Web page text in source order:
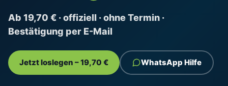
Ab 19,70 € · offiziell · ohne Termin ·
Bestätigung per E-Mail
Jetzt loslegen – 19,70 € WhatsApp Hilfe